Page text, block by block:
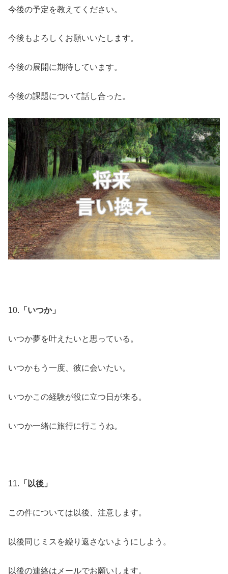
今後の予定を教えてください。
今後もよろしくお願いいたします。
今後の展開に期待しています。
今後の課題について話し合った。
10. 「いつか」
いつか夢を叶えたいと思っている。
いつかもう一度、彼に会いたい。
いつかこの経験が役に立つ日が来る。
いつか一緒に旅行に行こうね。
11. 「以後」
この件については以後、注意します。
以後同じミスを繰り返さないようにしよう。
以後の連絡はメールでお願いします。